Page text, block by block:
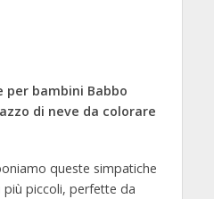
per bambini Babbo
di neve da colorare
queste simpatiche
piccoli, perfette da